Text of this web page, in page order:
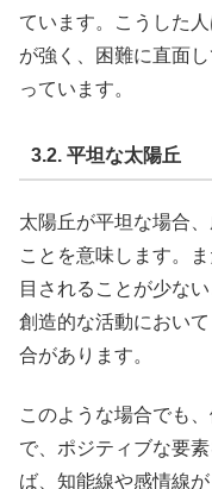
ています。こうした
が強く、困難に直面
っています。
3.2. 平坦な太陽丘
太陽丘が平坦な場合
ことを意味します。
目されることが少な
創造的な活動におい
合があります。
このような場合でも
で、ポジティブな要
ば、知能線や感情線